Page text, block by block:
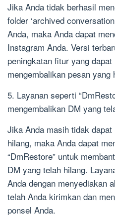
Jika Anda tidak berhasil
folder ‘archived
Anda, maka Anda dapat
Instagram Anda. Versi
peningkatan fitur yang
mengembalikan pesan yang
5. Layanan seperti
mengembalikan DM yang
Jika Anda masih tidak
hilang, maka Anda dapat
“DmRestore” untuk
DM yang telah hilang.
Anda dengan menyediakan
telah Anda kirimkan dan
ponsel Anda.